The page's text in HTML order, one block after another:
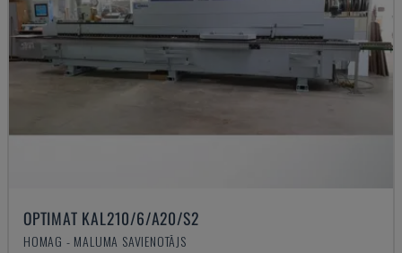
OPTIMAT KAL210/6/A20/S2
HOMAG - MALUMA SAVIENOTĀJS